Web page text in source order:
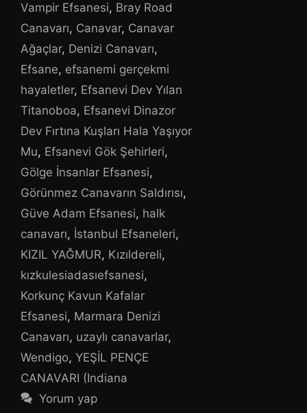
Vampir Efsanesi, Bray Road
Canavarı, Canavar, Canavar
Ağaçlar, Denizi Canavarı,
Efsane, efsanemi gerçekmi
hayaletler, Efsanevi Dev Yılan
Titanoboa, Efsanevi Dinazor
Dev Fırtına Kuşları Hala Yaşıyor
Mu, Efsanevi Gök Şehirleri,
Gölge İnsanlar Efsanesi,
Görünmez Canavarın Saldırısı,
Güve Adam Efsanesi, halk
canavarı, İstanbul Efsaneleri,
KIZIL YAĞMUR, Kızıldereli,
kızkulesiadasıefsanesi,
Korkunç Kavun Kafalar
Efsanesi, Marmara Denizi
Canavarı, uzaylı canavarlar,
Wendigo, YEŞİL PENÇE
CANAVARI (Indiana
Yorum yap